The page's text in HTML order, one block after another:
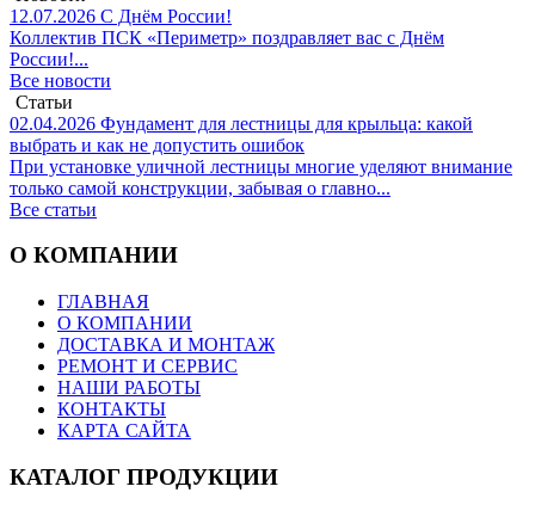
12.07.2026 С Днём России!
Коллектив ПСК «Периметр» поздравляет вас с Днём
России!...
Все новости
Статьи
02.04.2026 Фундамент для лестницы для крыльца: какой
выбрать и как не допустить ошибок
При установке уличной лестницы многие уделяют внимание
только самой конструкции, забывая о главно...
Все статьи
О КОМПАНИИ
ГЛАВНАЯ
О КОМПАНИИ
ДОСТАВКА И МОНТАЖ
РЕМОНТ И СЕРВИС
НАШИ РАБОТЫ
КОНТАКТЫ
КАРТА САЙТА
КАТАЛОГ ПРОДУКЦИИ